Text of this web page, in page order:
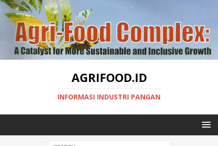
AGRIFOOD.ID
INFORMASI INDUSTRI PANGAN